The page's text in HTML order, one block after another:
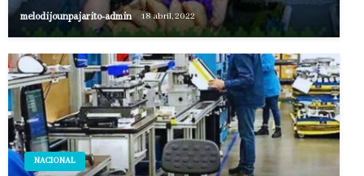
melodijounpajarito-admin 18 abril, 2022
NACIONAL